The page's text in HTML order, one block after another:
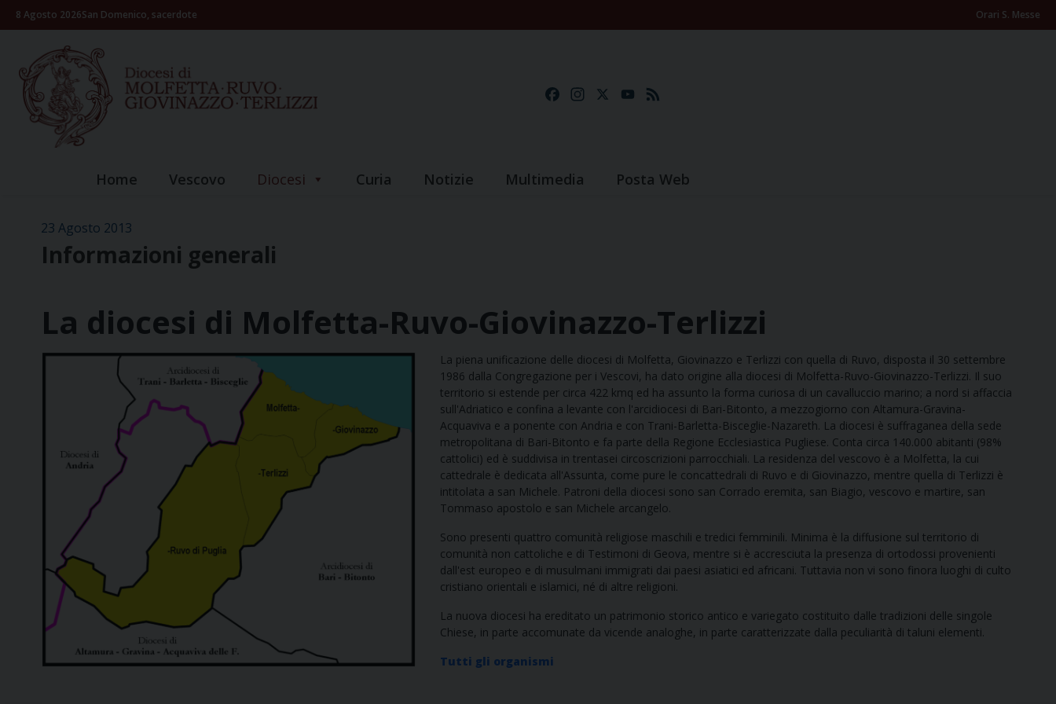
Skip8 Agosto 2026San Domenico, sacerdote Orari S. Messe
FacebookInstagramYouTube
Home Vescovo Diocesi Curia Notizie Multimedia Posta Web
23 Agosto 2013
Informazioni generali
La diocesi di Molfetta-Ruvo-Giovinazzo-Terlizzi
La piena unificazione delle diocesi di Molfetta, Giovinazzo e Terlizzi con quella di Ruvo, disposta il 30 settembre
1986 dalla Congregazione per i Vescovi, ha dato origine alla diocesi di Molfetta-Ruvo-Giovinazzo-Terlizzi. Il suo
territorio si estende per circa 422 kmq ed ha assunto la forma curiosa di un cavalluccio marino; a nord si affaccia
sull'Adriatico e confina a levante con l'arcidiocesi di Bari-Bitonto, a mezzogiorno con Altamura-Gravina-
Acquaviva e a ponente con Andria e con Trani-Barletta-Bisceglie-Nazareth. La diocesi è suffraganea della sede
metropolitana di Bari-Bitonto e fa parte della Regione Ecclesiastica Pugliese. Conta circa 140.000 abitanti (98%
cattolici) ed è suddivisa in trentasei circoscrizioni parrocchiali. La residenza del vescovo è a Molfetta, la cui
cattedrale è dedicata all'Assunta, come pure le concattedrali di Ruvo e di Giovinazzo, mentre quella di Terlizzi è
intitolata a san Michele. Patroni della diocesi sono san Corrado eremita, san Biagio, vescovo e martire, san
Tommaso apostolo e san Michele arcangelo.
Sono presenti quattro comunità religiose maschili e tredici femminili. Minima è la diffusione sul territorio di
comunità non cattoliche e di Testimoni di Geova, mentre si è accresciuta la presenza di ortodossi provenienti
dall'est europeo e di musulmani immigrati dai paesi asiatici ed africani. Tuttavia non vi sono finora luoghi di culto
cristiano orientali e islamici, né di altre religioni.
La nuova diocesi ha ereditato un patrimonio storico antico e variegato costituito dalle tradizioni delle singole
Chiese, in parte accomunate da vicende analoghe, in parte caratterizzate dalla peculiarità di taluni elementi.
Tutti gli organismi